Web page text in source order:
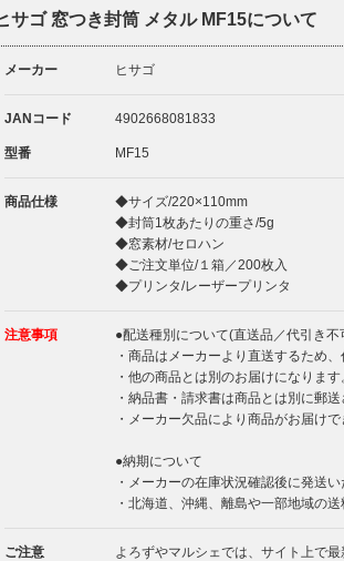
サゴ 窓つき封筒 メタル MF15について
メーカー ヒサゴ
JANコード 4902668081833
型番 MF15
商品仕様
◆サイズ/220×110mm
◆封筒1枚あたりの重さ/5g
◆窓素材/セロハン
◆ご注文単位/１箱／200枚入
◆プリンタ/レーザープリンタ
注意事項
●配送種別について(直送品／代引き不
・商品はメーカーより直送するため
・他の商品とは別のお届けになります
・納品書・請求書は商品とは別に郵送
・メーカー欠品により商品がお届け
●納期について
・メーカーの在庫状況確認後に発送い
・北海道、沖縄、離島や一部地域の
ご注意
よろずやマルシェでは、サイト上で